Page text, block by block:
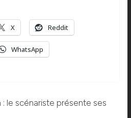
X Reddit
WhatsApp
: le scénariste présente ses